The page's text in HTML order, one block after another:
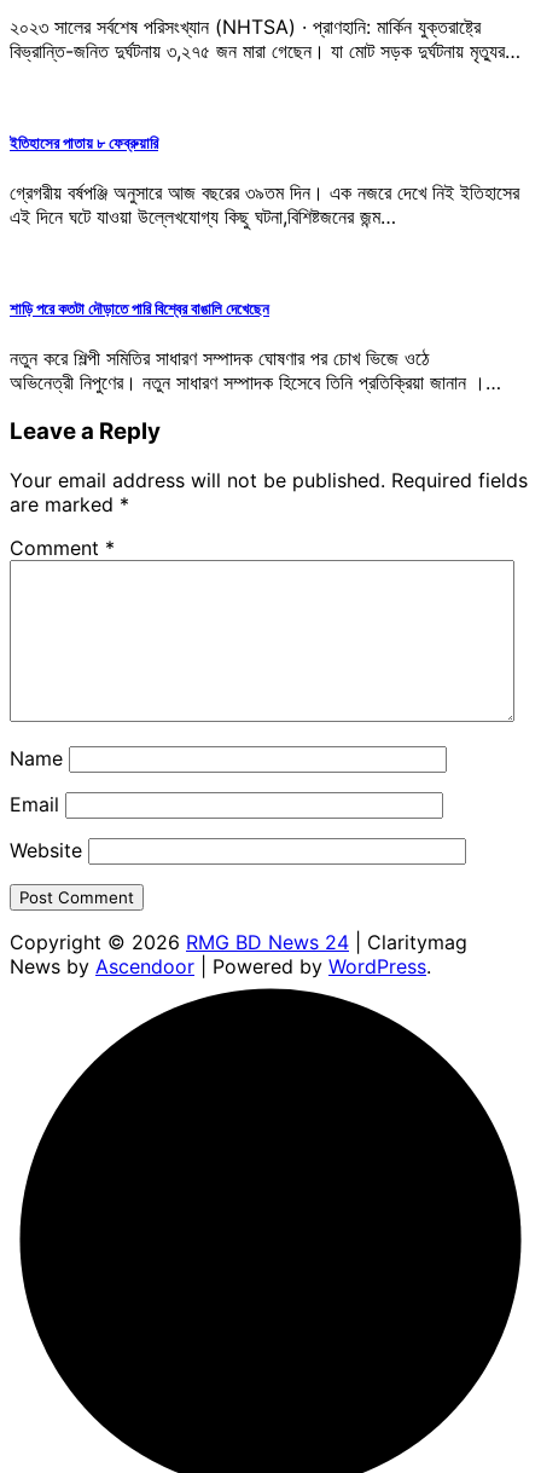
২০২৩ সালের সর্বশেষ পরিসংখ্যান (NHTSA) · প্রাণহানি: মার্কিন যুক্তরাষ্ট্রে
বিভ্রান্তি-জনিত দুর্ঘটনায় ৩,২৭৫ জন মারা গেছেন। যা মোট সড়ক দুর্ঘটনায় মৃত্যুর…
ইতিহাসের পাতায় ৮ ফেব্রুয়ারি
গ্রেগরীয় বর্ষপঞ্জি অনুসারে আজ বছরের ৩৯তম দিন। এক নজরে দেখে নিই ইতিহাসের
এই দিনে ঘটে যাওয়া উল্লেখযোগ্য কিছু ঘটনা,বিশিষ্টজনের জন্ম…
শাড়ি পরে কতটা দৌড়াতে পারি বিশ্বের বাঙালি দেখেছেন
নতুন করে শিল্পী সমিতির সাধারণ সম্পাদক ঘোষণার পর চোখ ভিজে ওঠে
অভিনেত্রী নিপুণের। নতুন সাধারণ সম্পাদক হিসেবে তিনি প্রতিক্রিয়া জানান ।…
Leave a Reply
Your email address will not be published. Required fields
are marked *
Comment *
Name
Email
Website
Copyright © 2026 RMG BD News 24 | Claritymag
News by Ascendoor | Powered by WordPress.